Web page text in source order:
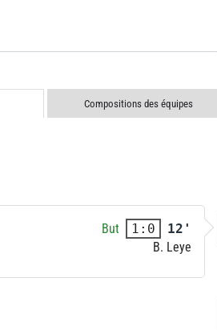
Compositions des équipes
But 1:0
12'
B. Leye